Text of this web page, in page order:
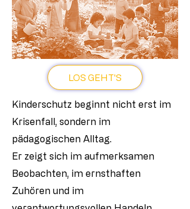
LOS GEHT'S
Kinderschutz beginnt nicht erst im
Krisenfall, sondern im
pädagogischen Alltag.
Er zeigt sich im aufmerksamen
Beobachten, im ernsthaften
Zuhören und im